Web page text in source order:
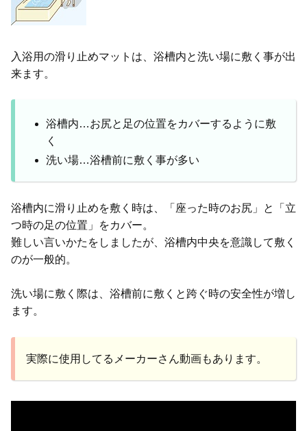
入浴用の滑り止めマットは、浴槽内と洗い場に敷く事が出
来ます。
浴槽内…お尻と足の位置をカバーするように敷
く
洗い場…浴槽前に敷く事が多い
浴槽内に滑り止めを敷く時は、「座った時のお尻」と「立
つ時の足の位置」をカバー。
難しい言いかたをしましたが、浴槽内中央を意識して敷く
のが一般的。
洗い場に敷く際は、浴槽前に敷くと跨ぐ時の安全性が増し
ます。
実際に使用してるメーカーさん動画もあります。